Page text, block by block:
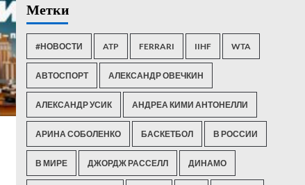
Метки
#НОВОСТИ ATP FERRARI IIHF WTA
АВТОСПОРТ АЛЕКСАНДР ОВЕЧКИН
АЛЕКСАНДР УСИК АНДРЕА КИМИ АНТОНЕЛЛИ
АРИНА СОБОЛЕНКО БАСКЕТБОЛ В РОССИИ
В МИРЕ ДЖОРДЖ РАССЕЛЛ ДИНАМО